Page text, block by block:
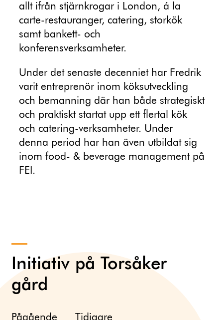
allt ifrån stjärnkrogar i London, á la
carte-restauranger, catering, storkök
samt bankett- och
konferensverksamheter.
Under det senaste decenniet har Fredrik
varit entreprenör inom köksutveckling
och bemanning där han både strategiskt
och praktiskt startat upp ett flertal kök
och catering-verksamheter. Under
denna period har han även utbildat sig
inom food- & beverage management på
FEI.
Initiativ på Torsåker
gård